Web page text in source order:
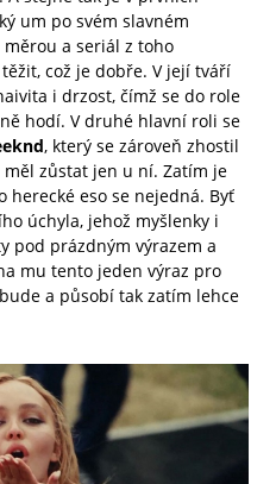
um po svém slavném
a seriál z toho
což je dobře. V její tváří
i drzost, čímž se do role
hodí. V druhé hlavní roli se
, který se zároveň zhostil
zůstat jen u ní. Zatím je
eso se nejedná. Byť
úchyla, jehož myšlenky i
pod prázdným výrazem a
mu tento jeden výraz pro
a působí tak zatím lehce